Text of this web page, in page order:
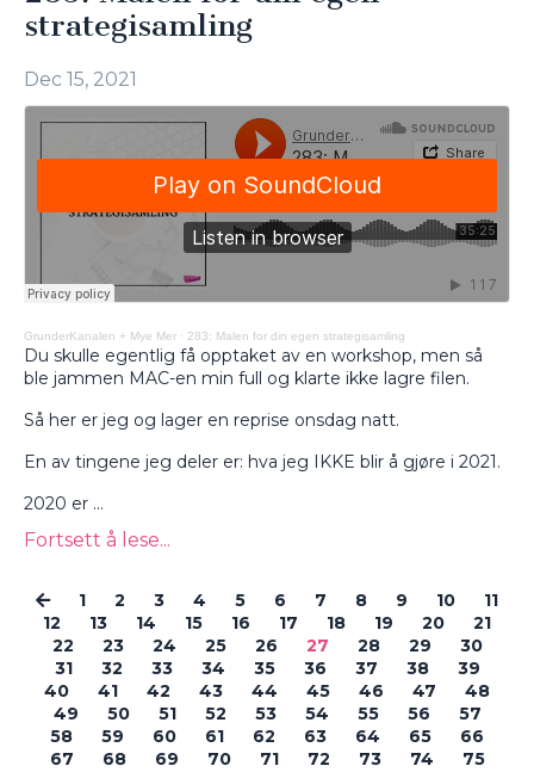
strategisamling
Dec 15, 2021
GrunderKanalen + Mye Mer · 283: Malen for din egen strategisamling
Du skulle egentlig få opptaket av en workshop, men så
ble jammen MAC-en min full og klarte ikke lagre filen.
Så her er jeg og lager en reprise onsdag natt.
En av tingene jeg deler er: hva jeg IKKE blir å gjøre i 2021.
2020 er ...
Fortsett å lese...
1 2 3 4 5 6 7 8 9 10
11
12
13 14 15 16 17 18 19 20
21
22
23 24 25 26 27 28 29
30
31
32 33 34 35 36 37 38
39
40
41 42 43 44 45 46 47
48
49
50 51 52 53 54 55 56
57
58
59 60 61 62 63 64 65
66
67
68 69 70 71 72 73 74 75